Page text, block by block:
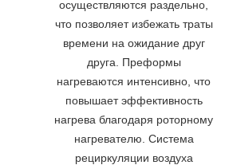
осуществляются раздельно,
что позволяет избежать траты
времени на ожидание друг
друга. Преформы
нагреваются интенсивно, что
повышает эффективность
нагрева благодаря роторному
нагревателю. Система
рециркуляции воздуха